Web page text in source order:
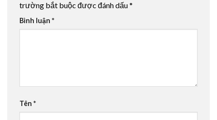
trường bắt buộc được đánh dấu*
Bình luận *
Tên *